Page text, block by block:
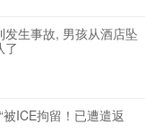
生事故, 男孩从酒店坠
了
ICE拘留！已遭遣返